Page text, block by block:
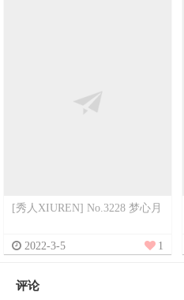
[秀人XIUREN] No.3228 梦心月
2022-3-5 1
评论